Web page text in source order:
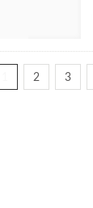
2 3